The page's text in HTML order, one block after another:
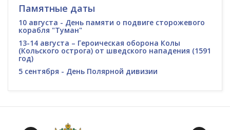
Памятные даты
10 августа - День памяти о подвиге сторожевого
корабля "Туман"
13-14 августа – Героическая оборона Колы
(Кольского острога) от шведского нападения (1591
год)
5 сентября - День Полярной дивизии